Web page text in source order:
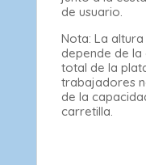
de usuario.
Nota: La
depende de la
total de la
trabajadores
de la
carretilla.